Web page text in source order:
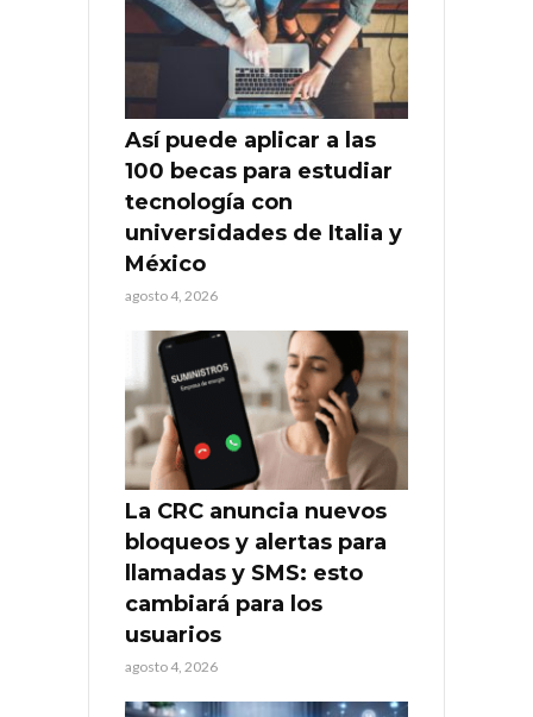
Así puede aplicar a las
100 becas para estudiar
tecnología con
universidades de Italia y
México
agosto 4, 2026
La CRC anuncia nuevos
bloqueos y alertas para
llamadas y SMS: esto
cambiará para los
usuarios
agosto 4, 2026